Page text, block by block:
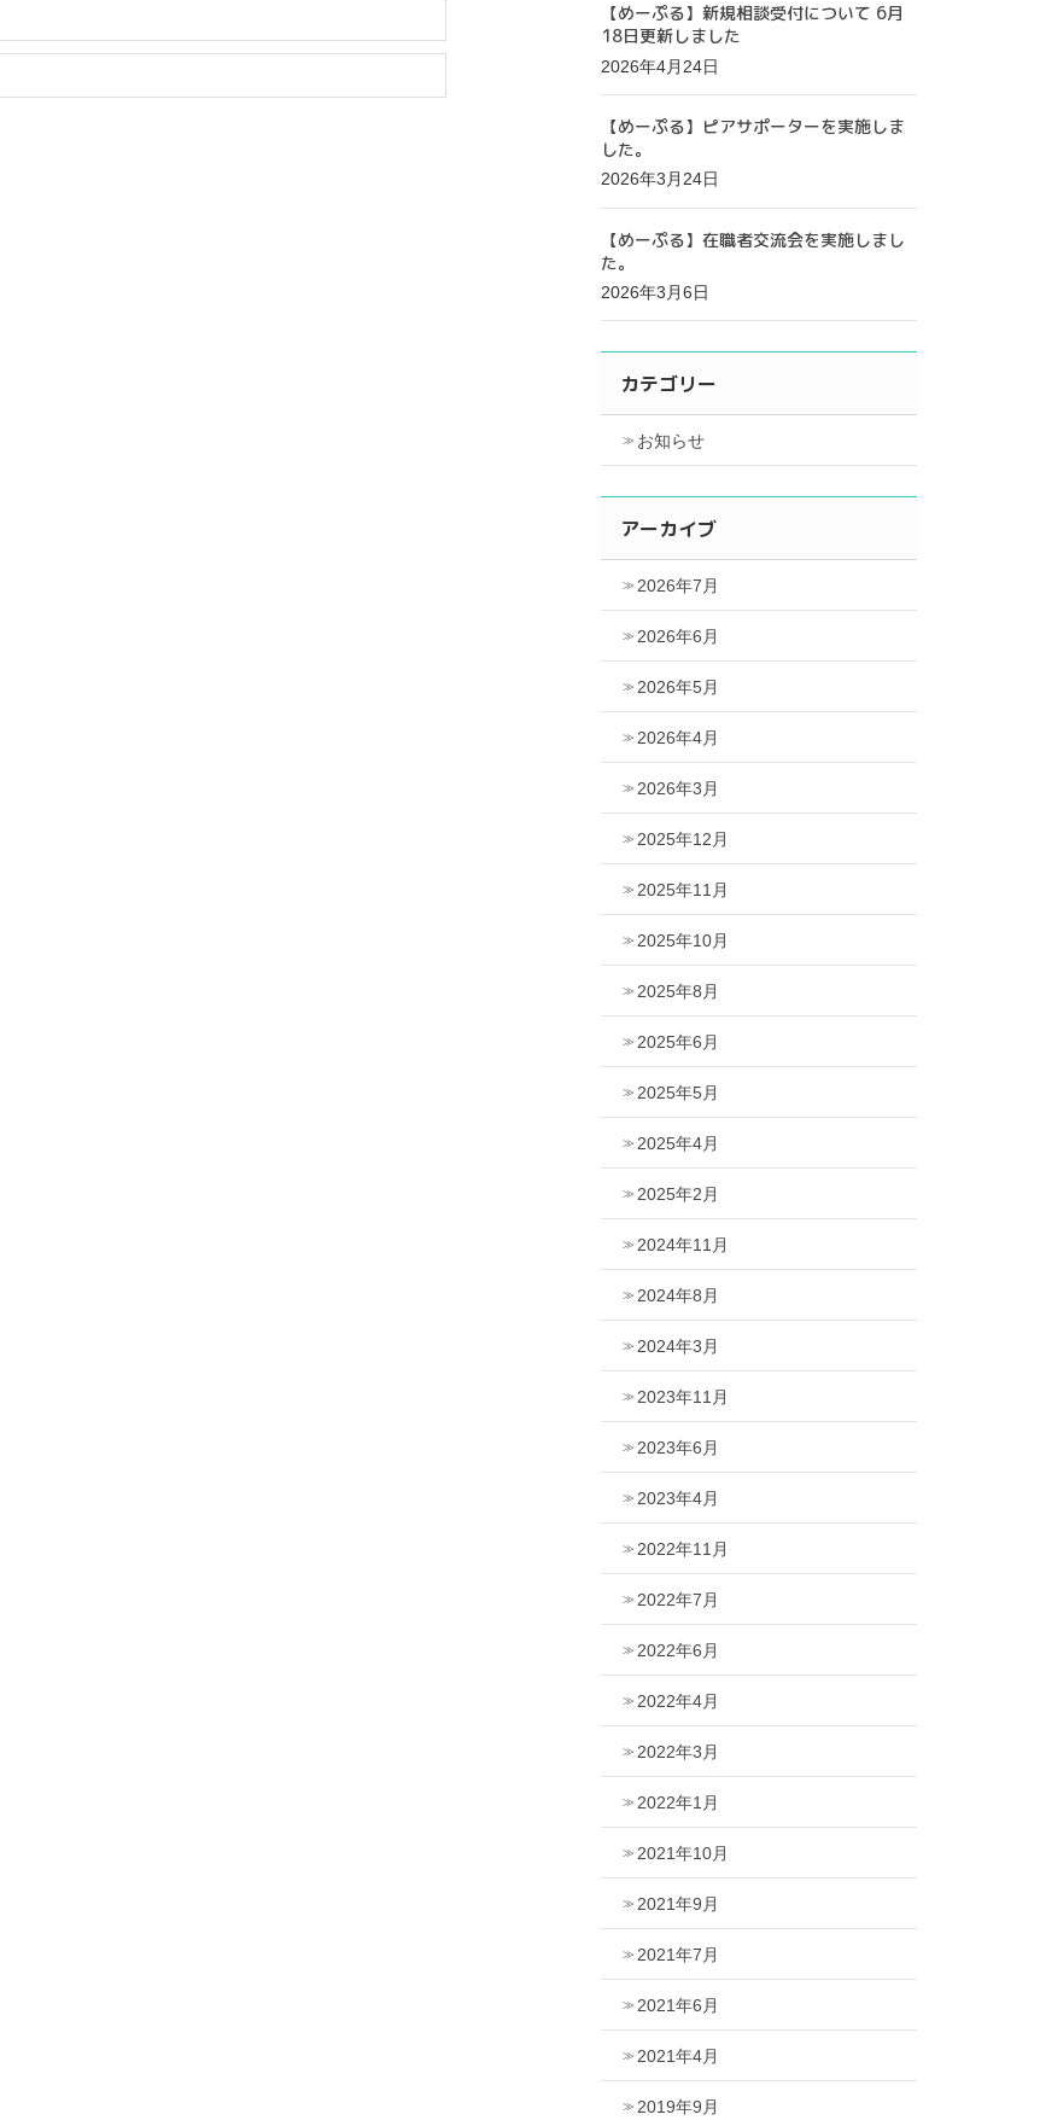
【めーぷる】新規相談受付について 6月
18日更新しました
2026年4月24日
【めーぷる】ピアサポーターを実施しま
した。
2026年3月24日
【めーぷる】在職者交流会を実施しまし
た。
2026年3月6日
カテゴリー
お知らせ
アーカイブ
2026年7月
2026年6月
2026年5月
2026年4月
2026年3月
2025年12月
2025年11月
2025年10月
2025年8月
2025年6月
2025年5月
2025年4月
2025年2月
2024年11月
2024年8月
2024年3月
2023年11月
2023年6月
2023年4月
2022年11月
2022年7月
2022年6月
2022年4月
2022年3月
2022年1月
2021年10月
2021年9月
2021年7月
2021年6月
2021年4月
2019年9月